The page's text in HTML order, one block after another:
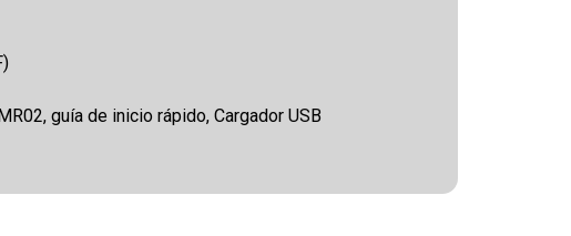
guía de inicio rápido, Cargador USB